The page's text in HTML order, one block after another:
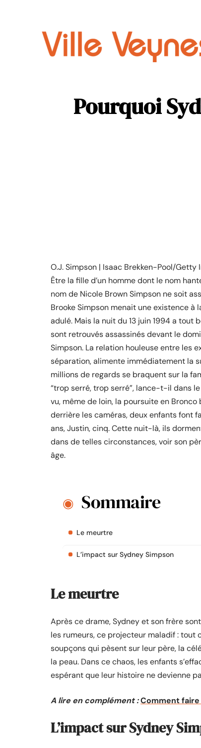
Pourquoi
O.J. Simpson | Isaac Brekken-Pool/Getty
Être la fille d’un homme dont le nom
nom de Nicole Brown Simpson ne soit
Brooke Simpson menait une existence
adulé. Mais la nuit du 13 juin 1994 a tout
sont retrouvés assassinés devant le
Simpson. La relation houleuse entre les
séparation, alimente immédiatement la
millions de regards se braquent sur la
“trop serré, trop serré”, lance-t-il dans
vu, même de loin, la poursuite en
derrière les caméras, deux enfants font
ans, Justin, cinq. Cette nuit-là, ils
dans de telles circonstances, voir son
âge.
Sommaire
Le meurtre
L’impact sur Sydney Simpson
Le meurtre
Après ce drame, Sydney et son frère
les rumeurs, ce projecteur maladif : tout
soupçons qui pèsent sur leur père, la
la peau. Dans ce chaos, les enfants
espérant que leur histoire ne devienne
A lire en complément :Comment faire
L’impact sur Sydney